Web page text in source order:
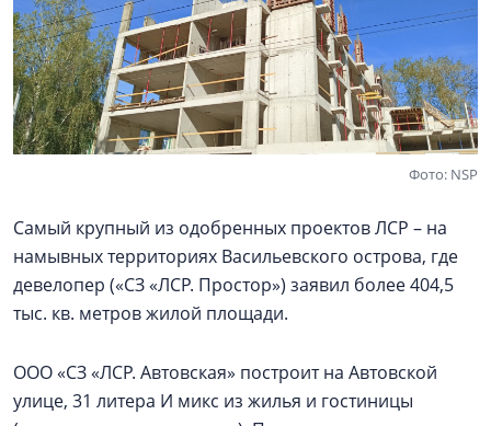
Фото: NSP
Самый крупный из одобренных проектов ЛСР – на
намывных территориях Васильевского острова, где
девелопер («СЗ «ЛСР. Простор») заявил более 404,5
тыс. кв. метров жилой площади.
ООО «СЗ «ЛСР. Автовская» построит на Автовской
улице, 31 литера И микс из жилья и гостиницы